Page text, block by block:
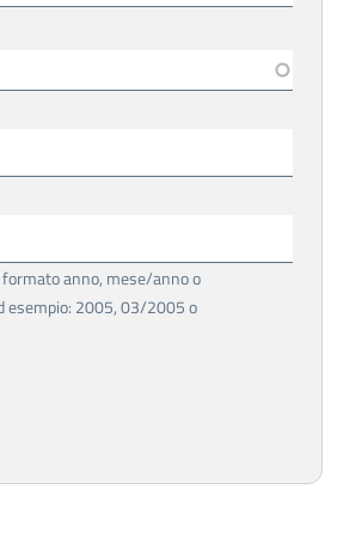
anno, mese/anno o
esempio: 2005, 03/2005 o